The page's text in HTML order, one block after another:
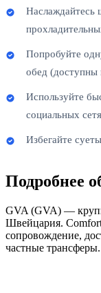
Наслаждайтесь
Попробуйте
обед (доступны
Используйте
социальных
Избегайте
Подробнее
GVA (GVA) —
Швейцария.
сопровождение,
частные трансферы.